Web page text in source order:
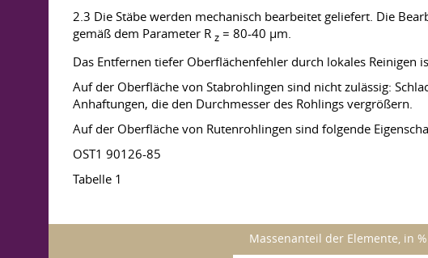
2.3 Die Stäbe werden mechanisch bearbeitet geliefert. Die
gemäß dem Parameter R z = 80-40 µm.
Das Entfernen tiefer Oberflächenfehler durch lokales Reinigen
Auf der Oberfläche von Stabrohlingen sind nicht zulässig:
Anhaftungen, die den Durchmesser des Rohlings vergrößern.
Auf der Oberfläche von Rutenrohlingen sind folgende
OST1 90126-85
Tabelle 1
Massenanteil der Elemente, in %